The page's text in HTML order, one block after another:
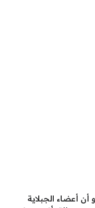
أعضاء الجبلاية